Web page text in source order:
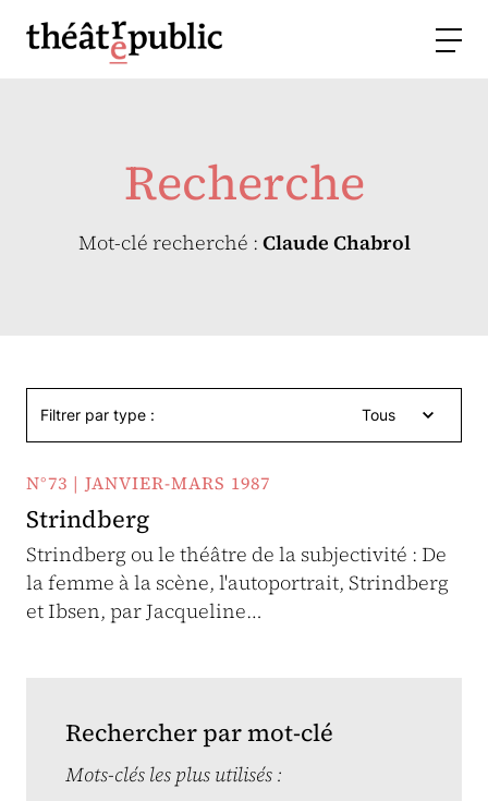
Recherche
Mot-clé recherché : Claude Chabrol
Filtrer par type : Tous
N°73 | JANVIER-MARS 1987
Strindberg
Strindberg ou le théâtre de la subjectivité : De
la femme à la scène, l'autoportrait, Strindberg
et Ibsen, par Jacqueline…
Rechercher par mot-clé
Mots-clés les plus utilisés :